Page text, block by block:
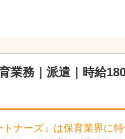
務｜派遣｜時給
トナーズ』は保育業界に